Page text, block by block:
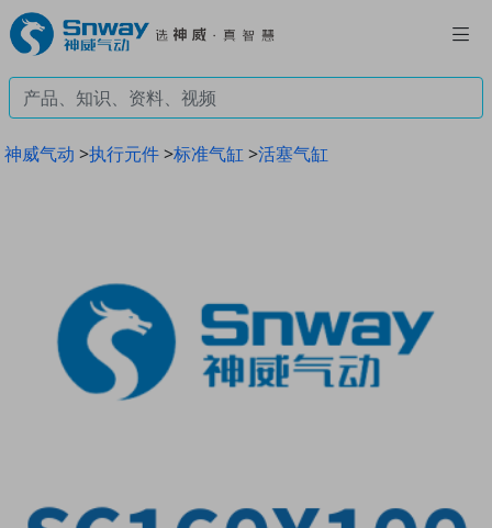
神威气动 >执行元件>标准气缸 >活塞气缸